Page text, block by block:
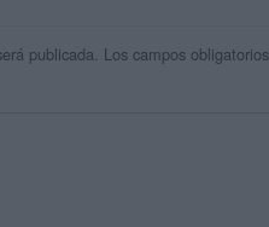
publicada. Los campos